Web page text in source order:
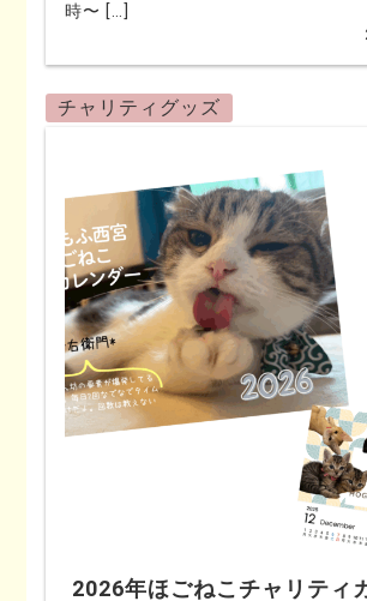
時〜 […]
チャリティグッズ
2026年ほごねこチャリティ